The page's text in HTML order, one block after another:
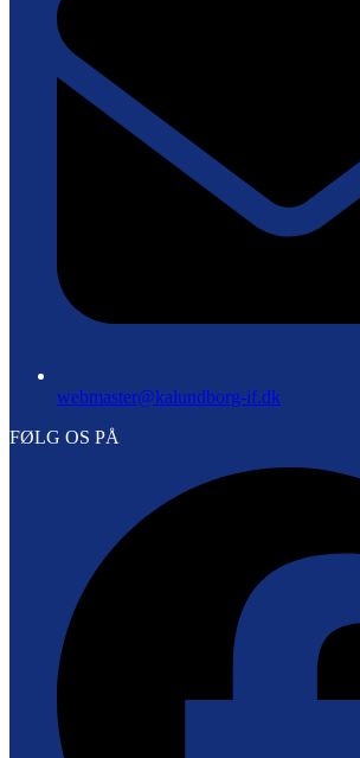
webmaster@kalundborg-if.dk
FØLG OS PÅ